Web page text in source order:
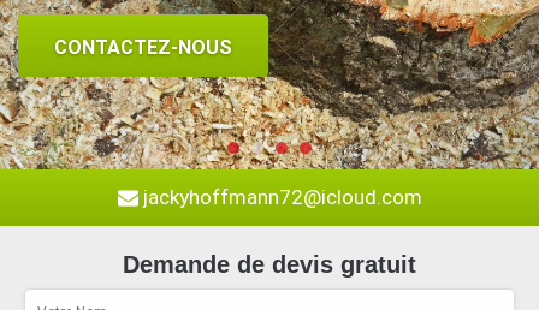
CONTACTEZ-NOUS
jackyhoffmann72@icloud.com
Demande de devis gratuit